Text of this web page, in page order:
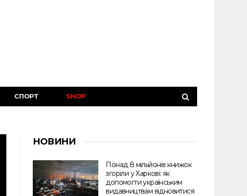
СПОРТ SHOP
НОВИНИ
Понад 8 мільйонів книжок
згоріли у Харкові: як
допомогти українським
видавництвам відновитися